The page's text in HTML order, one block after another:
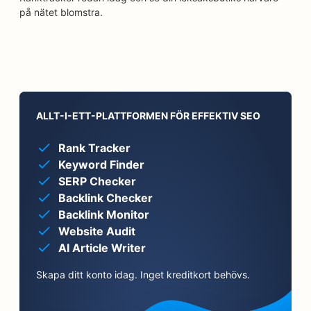
på nätet blomstra.
ALLT-I-ETT-PLATTFORMEN FÖR EFFEKTIV SEO
Rank Tracker
Keyword Finder
SERP Checker
Backlink Checker
Backlink Monitor
Website Audit
AI Article Writer
Skapa ditt konto idag. Inget kreditkort behövs.